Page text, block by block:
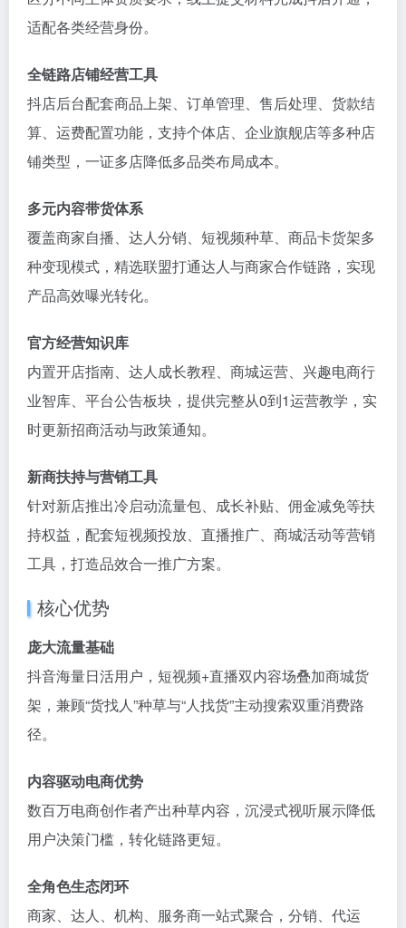
适配各类经营身份。
全链路店铺经营工具
抖店后台配套商品上架、订单管理、售后处理、货款结
算、运费配置功能，支持个体店、企业旗舰店等多种店
铺类型，一证多店降低多品类布局成本。
多元内容带货体系
覆盖商家自播、达人分销、短视频种草、商品卡货架多
种变现模式，精选联盟打通达人与商家合作链路，实现
产品高效曝光转化。
官方经营知识库
内置开店指南、达人成长教程、商城运营、兴趣电商行
业智库、平台公告板块，提供完整从0到1运营教学，实
时更新招商活动与政策通知。
新商扶持与营销工具
针对新店推出冷启动流量包、成长补贴、佣金减免等扶
持权益，配套短视频投放、直播推广、商城活动等营销
工具，打造品效合一推广方案。
核心优势
庞大流量基础
抖音海量日活用户，短视频+直播双内容场叠加商城货
架，兼顾“货找人”种草与“人找货”主动搜索双重消费路
径。
内容驱动电商优势
数百万电商创作者产出种草内容，沉浸式视听展示降低
用户决策门槛，转化链路更短。
全角色生态闭环
商家、达人、机构、服务商一站式聚合，分销、代运